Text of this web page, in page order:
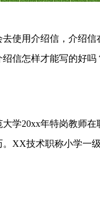
使用介绍信，介绍
信怎样才能写的好
学20xx年特岗教师
XX技术职称小学一